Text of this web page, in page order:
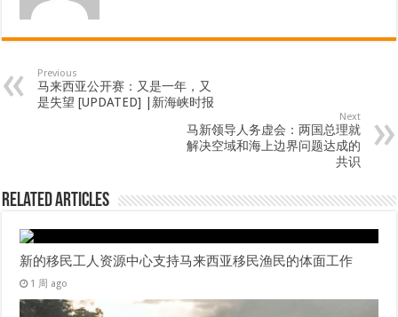
Previous
马来西亚公开赛：又是一年，又
是失望 [UPDATED] |新海峡时报
Next
马新领导人务虚会：两国总理就
解决空域和海上边界问题达成的
共识
Related Articles
新的移民工人资源中心支持马来西亚移民渔民的体面工作
1 周 ago